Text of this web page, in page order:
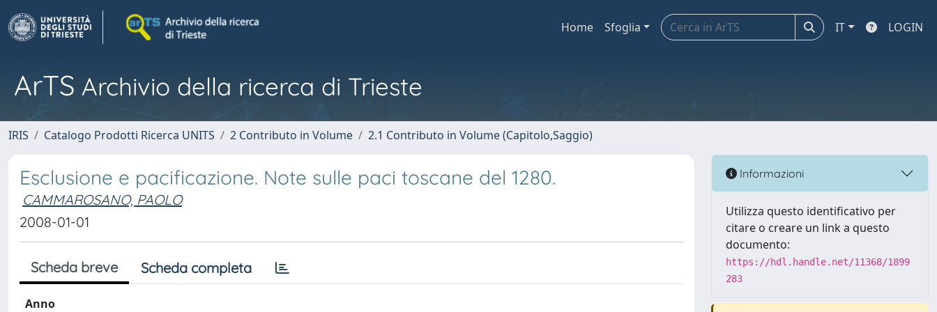
Home Sfoglia IT LOGIN
ArTS Archivio della ricerca di Trieste
IRIS Catalogo Prodotti Ricerca UNITS 2 Contributo in Volume 2.1 Contributo in Volume (Capitolo,Saggio)
Esclusione e pacificazione. Note sulle paci toscane del 1280.
CAMMAROSANO, PAOLO
2008-01-01
Scheda breve Scheda completa
Anno
Informazioni
Utilizza questo identificativo per
citare o creare un link a questo
documento:
https://hdl.handle.net/11368/1899
283